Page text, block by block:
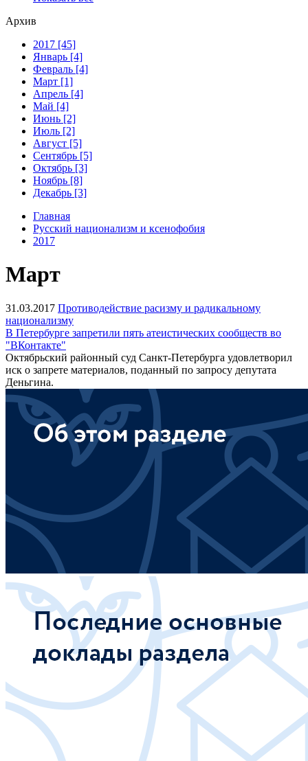
Архив
2017 [45]
Январь [4]
Февраль [4]
Март [1]
Апрель [4]
Май [4]
Июнь [2]
Июль [2]
Август [5]
Сентябрь [5]
Октябрь [3]
Ноябрь [8]
Декабрь [3]
Главная
Русский национализм и ксенофобия
2017
Март
31.03.2017 Противодействие расизму и радикальному
национализму
В Петербурге запретили пять атеистических сообществ во
"ВКонтакте"
Октябрьский районный суд Санкт-Петербурга удовлетворил
иск о запрете материалов, поданный по запросу депутата
Деньгина.